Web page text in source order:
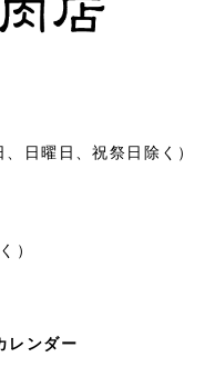
日曜日、祝祭日除く）
）
レンダー